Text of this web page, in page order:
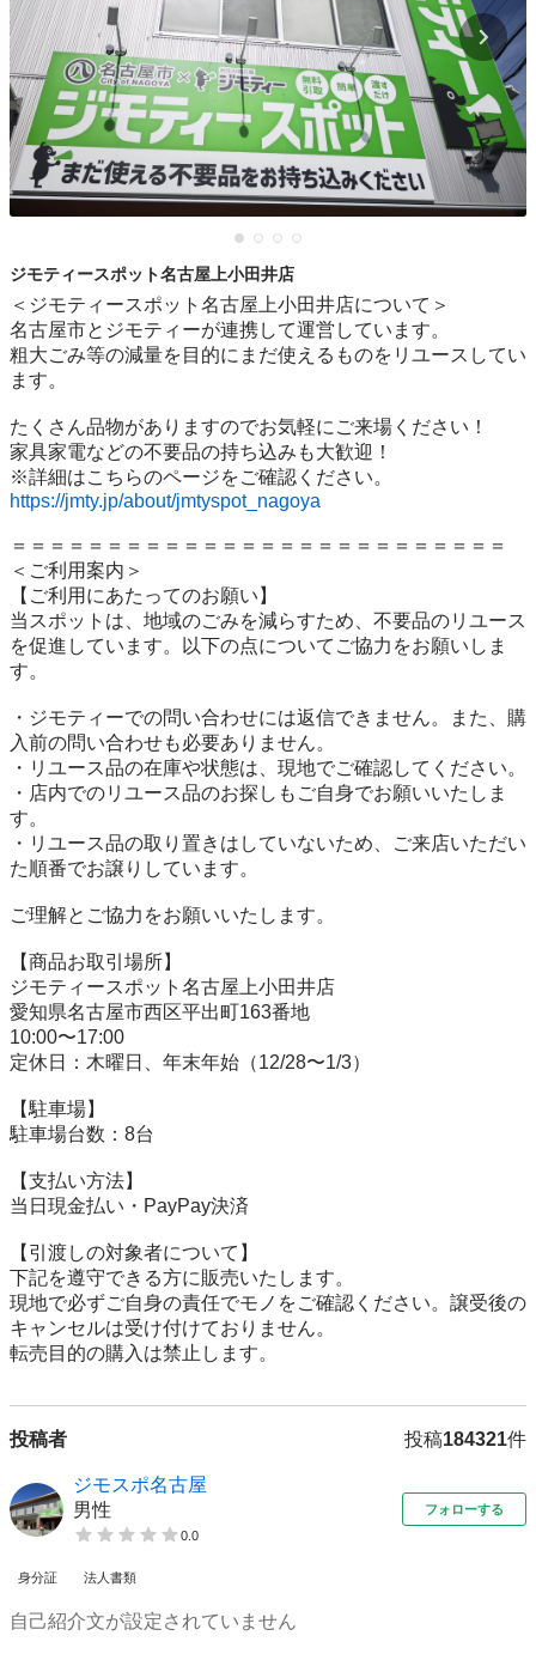
ジモティースポット名古屋上小田井店
＜ジモティースポット名古屋上小田井店について＞
名古屋市とジモティーが連携して運営しています。
粗⼤ごみ等の減量を⽬的にまだ使えるものをリユースしてい
ます。
たくさん品物がありますのでお気軽にご来場ください！
家具家電などの不要品の持ち込みも大歓迎！
https://jmty.jp/about/jmtyspot_nagoya
＝＝＝＝＝＝＝＝＝＝＝＝＝＝＝＝＝＝＝＝＝＝＝＝＝＝
＜ご利用案内＞
【ご利用にあたってのお願い】
当スポットは、地域のごみを減らすため、不要品のリユース
を促進しています。以下の点についてご協力をお願いしま
す。
・ジモティーでの問い合わせには返信できません。また、購
入前の問い合わせも必要ありません。
・リユース品の在庫や状態は、現地でご確認してください。
・店内でのリユース品のお探しもご自身でお願いいたしま
す。
・リユース品の取り置きはしていないため、ご来店いただい
た順番でお譲りしています。
ご理解とご協力をお願いいたします。
【商品お取引場所】
ジモティースポット名古屋上小田井店
愛知県名古屋市西区平出町163番地
10:00〜17:00
定休日：木曜日、年末年始（12/28〜1/3）
【駐⾞場】
駐車場台数：8台
【⽀払い⽅法】
当日現金払い・PayPay決済
【引渡しの対象者について】
下記を遵守できる⽅に販売いたします。
現地で必ずご⾃⾝の責任でモノをご確認ください。譲受後の
キャンセルは受け付けておりません。
転売⽬的の購⼊は禁⽌します。
投稿者 投稿184321件
ジモスポ名古屋
男性
0.0
フォローする
身分証 法人書類
自己紹介文が設定されていません